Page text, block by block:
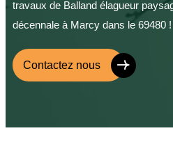
travaux de Balland élagueur
décennale à Marcy dans le 69480 !
Contactez nous